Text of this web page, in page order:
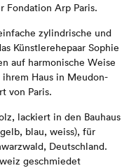
Fondation Arp Paris.
zylindrische und
Künstlerehepaar Sophie
auf harmonische Weise
Haus in Meudon-
von Paris.
lackiert in den Bauhaus
blau, weiss), für
Deutschland.
geschmiedet